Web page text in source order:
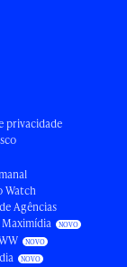
privacidade
Watch
Agências